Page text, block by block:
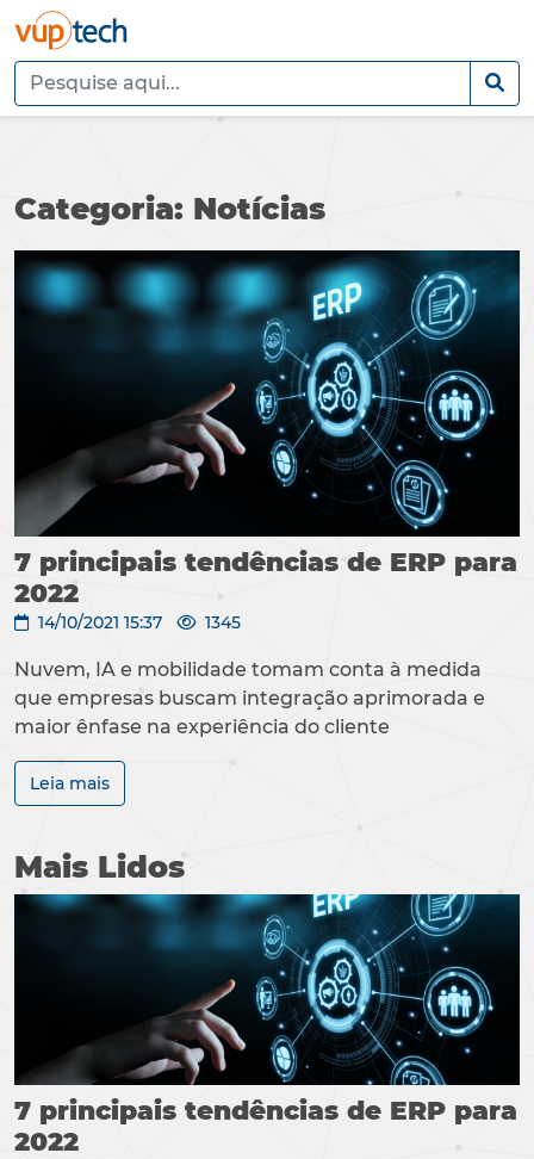
Categoria: Notícias
7 principais tendências de ERP para
2022
14/10/2021 15:37 1345
Nuvem, IA e mobilidade tomam conta à medida
que empresas buscam integração aprimorada e
maior ênfase na experiência do cliente
Leia mais
Mais Lidos
7 principais tendências de ERP para
2022